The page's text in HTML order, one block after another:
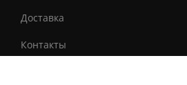
Доставка
Контакты